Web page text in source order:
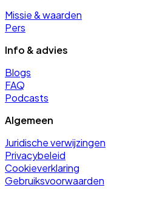
Missie & waarden
Pers
Info & advies
Blogs
FAQ
Podcasts
Algemeen
Juridische verwijzingen
Privacybeleid
Cookieverklaring
Gebruiksvoorwaarden